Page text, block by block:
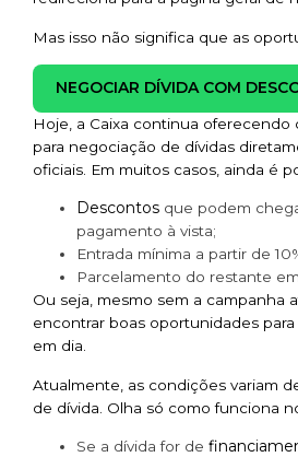
Mas isso não significa que as
NEGOCIAR DÍVIDA COM
Hoje, a Caixa continua oferecendo
para negociação de dívidas
oficiais. Em muitos casos, ainda é
Descontos que podem
pagamento à vista;
Entrada mínima a partir de
Parcelamento do restante
Ou seja, mesmo sem a campanha
encontrar boas oportunidades
em dia.
Atualmente, as condições variam
de dívida. Olha só como funciona
Se a dívida for de